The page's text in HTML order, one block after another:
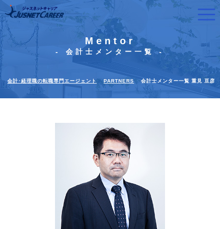
Mentor
- 会計士メンター一覧 -
会計･経理職の転職専門エージェント PARTNERS 会計士メンター一覧 重見 亘彦